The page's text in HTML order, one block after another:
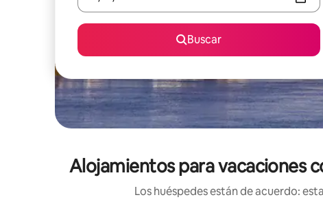
Buscar
Alojamientos para vacaciones
Los huéspedes están de acuerdo: